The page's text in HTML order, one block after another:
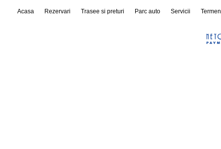
Acasa Rezervari Trasee si preturi Parc auto Servicii